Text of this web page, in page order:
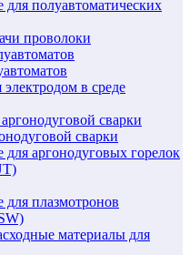
полуавтоматических
проволоки
в среде
сварки
сварки
аргонодуговых горелок
плазмотронов
материалы для